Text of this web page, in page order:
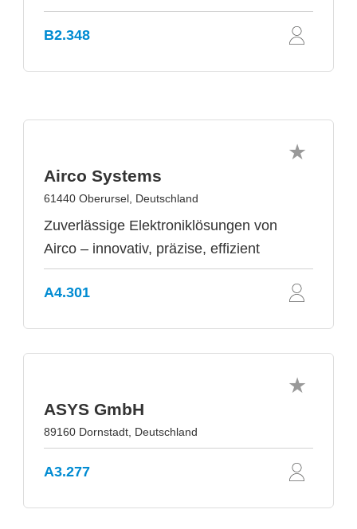
B2.348
Airco Systems
61440 Oberursel, Deutschland
Zuverlässige Elektroniklösungen von
Airco – innovativ, präzise, effizient
A4.301
ASYS GmbH
89160 Dornstadt, Deutschland
A3.277